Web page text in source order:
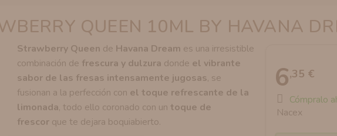
QUEEN 10ML BY HAVANA
Strawberry Queen de Havana Dream es una irresistible
combinación de frescura y dulzura donde el vibrante
sabor de las fresas intensamente jugosas, se
fusionan a la perfección con el toque refrescante de la
limonada, todo ello coronado con un toque de
frescor que te dejara boquiabierto.
6,35 €
Cómpralo
Nacex